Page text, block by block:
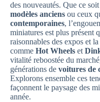
des nouveautés. Que ce
modèles anciens ou ceux
contemporaines,
miniatures est plus présent
raisonnables des expos et
comme Hot Wheels et
vitalité reboostée du
générations de voitures de
Explorons ensemble ces
façonnent le paysage des
année.